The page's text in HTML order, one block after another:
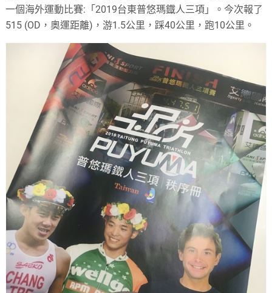
一個海外運動比賽:「2019台東普悠瑪鐡人三項」。今次報了
515 (OD，奧運距離)，游1.5公里，踩40公里，跑10公里。